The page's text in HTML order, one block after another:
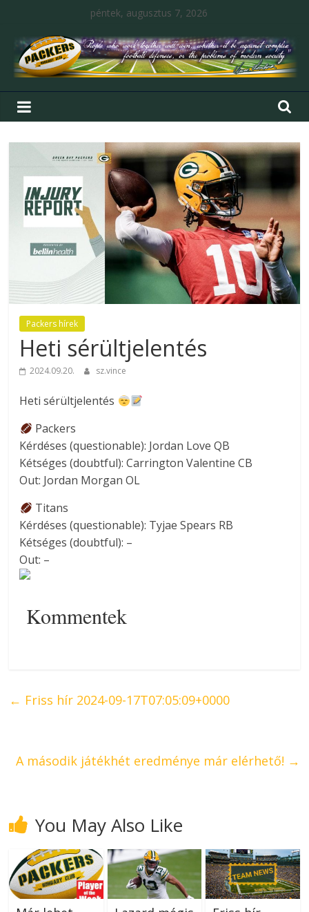
péntek, augusztus 7, 2026
Packers hírek
Heti sérültjelentés
2024.09.20. sz.vince
Heti sérültjelentés
Packers
Kérdéses (questionable): Jordan Love QB
Kétséges (doubtful): Carrington Valentine CB
Out: Jordan Morgan OL
Titans
Kérdéses (questionable): Tyjae Spears RB
Kétséges (doubtful): –
Out: –
Kommentek
← Friss hír 2024-09-17T07:05:09+0000
A második játékhét eredménye már elérhető! →
You May Also Like